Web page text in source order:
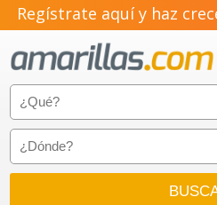
Regístrate aquí y haz